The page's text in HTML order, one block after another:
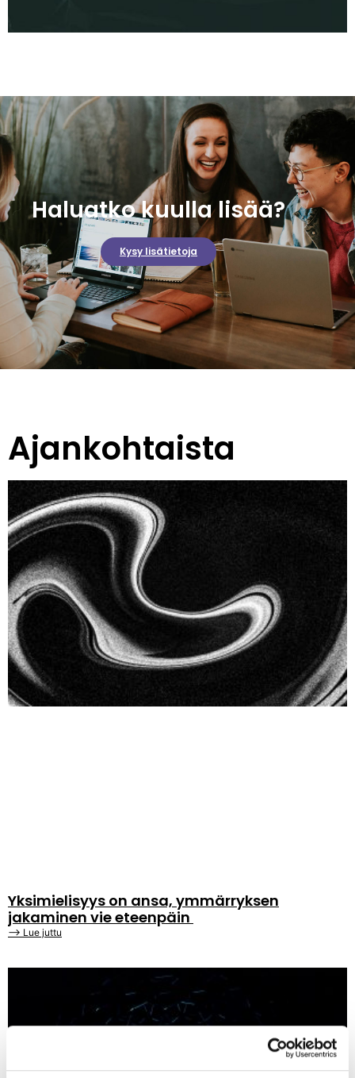
Haluatko kuulla lisää?
Kysy lisätietoja
Ajankohtaista
Yksimielisyys on ansa, ymmärryksen
jakaminen vie eteenpäin
⟶ Lue juttu